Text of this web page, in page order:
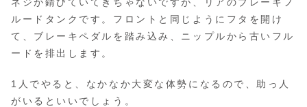
ネジが錆びていてきちゃないですが、リアのブレーキフ
ルードタンクです。フロントと同じようにフタを開け
て、ブレーキペダルを踏み込み、ニップルから古いフル
ードを排出します。
1人でやると、なかなか大変な体勢になるので、助っ人
がいるといいでしょう。